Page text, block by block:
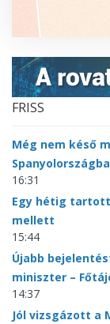
FRISS
Még nem késő
Spanyolországba
16:31
Egy hétig
mellett
15:44
Újabb
miniszter –
14:37
Jól vizsgázott a